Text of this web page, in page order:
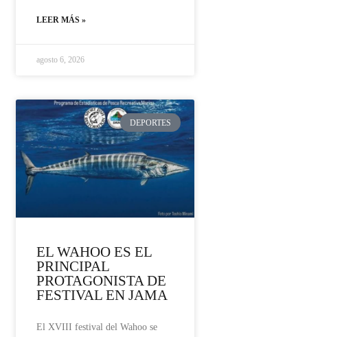
LEER MÁS »
agosto 6, 2026
DEPORTES
EL WAHOO ES EL
PRINCIPAL
PROTAGONISTA DE
FESTIVAL EN JAMA
El XVIII festival del Wahoo se